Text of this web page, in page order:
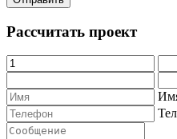
Рассчитать проект